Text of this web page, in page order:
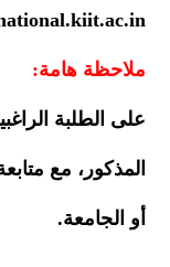
ملاحظة هامة:
على الطلبة
المذكور، مع
أو الجامعة.